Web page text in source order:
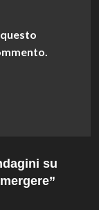
su